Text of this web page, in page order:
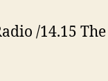
/14.15